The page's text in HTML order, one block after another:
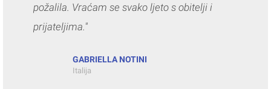
požalila. Vraćam se svako ljeto s obitelji i
prijateljima."
GABRIELLA NOTINI
Italija